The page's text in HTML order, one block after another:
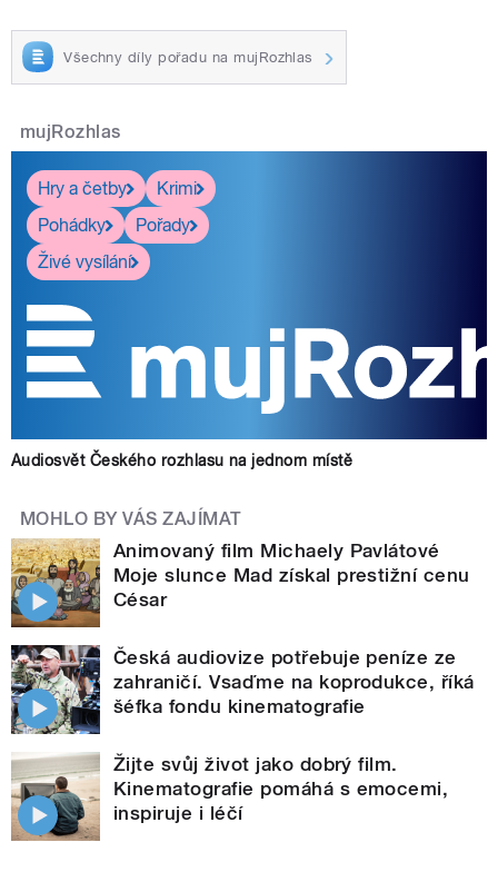
Všechny díly pořadu na mujRozhlas
mujRozhlas
Hry a četby
Krimi
Pohádky
Pořady
Živé vysílání
Audiosvět Českého rozhlasu na jednom místě
MOHLO BY VÁS ZAJÍMAT
Animovaný film Michaely Pavlátové
Moje slunce Mad získal prestižní cenu
César
Česká audiovize potřebuje peníze ze
zahraničí. Vsaďme na koprodukce, říká
šéfka fondu kinematografie
Žijte svůj život jako dobrý film.
Kinematografie pomáhá s emocemi,
inspiruje i léčí